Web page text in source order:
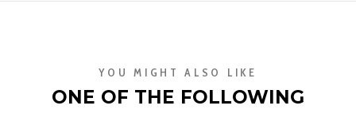
YOU MIGHT ALSO LIKE
ONE OF THE FOLLOWING